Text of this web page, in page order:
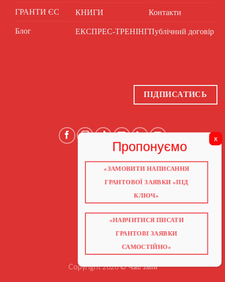
ГРАНТИ ЄС
Блог
КНИГИ
ЕКСПРЕС-ТРЕНІНГ
Контакти
Публічний договір
ПІДПИСАТИСЬ
ГОЛОВНА
ГРАНТИ 2026
НАВЧАННЯ
КНИГИ
ВІДЕО ПРО ГРАНТИ
Copyright 2026 ©Час змін
«ЗАМОВИТИ НАПИСАННЯ
ГРАНТОВОЇ ЗАЯВКИ «ПІД
КЛЮЧ»
«НАВЧИТИСЯ ПИСАТИ
ГРАНТОВІ ЗАЯВКИ
САМОСТІЙНО»